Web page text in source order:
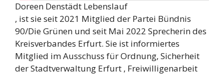
Doreen Denstädt Lebenslauf
, ist sie seit 2021 Mitglied der Partei Bündnis
90/Die Grünen und seit Mai 2022 Sprecherin des
Kreisverbandes Erfurt. Sie ist informiertes
Mitglied im Ausschuss für Ordnung, Sicherheit
der Stadtverwaltung Erfurt , Freiwilligenarbeit